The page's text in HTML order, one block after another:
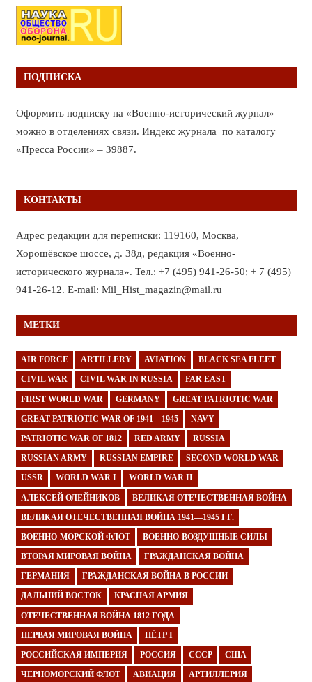
ПОДПИСКА
Оформить подписку на «Военно-исторический журнал»
можно в отделениях связи. Индекс журнала по каталогу
«Пресса России» – 39887.
КОНТАКТЫ
Адрес редакции для переписки: 119160, Москва,
Хорошёвское шоссе, д. 38д, редакция «Военно-
исторического журнала». Тел.: +7 (495) 941-26-50; + 7 (495)
941-26-12. E-mail: Mil_Hist_magazin@mail.ru
МЕТКИ
AIR FORCE ARTILLERY AVIATION BLACK SEA FLEET
CIVIL WAR CIVIL WAR IN RUSSIA FAR EAST
FIRST WORLD WAR GERMANY GREAT PATRIOTIC WAR
GREAT PATRIOTIC WAR OF 1941—1945 NAVY
PATRIOTIC WAR OF 1812 RED ARMY RUSSIA
RUSSIAN ARMY RUSSIAN EMPIRE SECOND WORLD WAR
USSR WORLD WAR I WORLD WAR II
АЛЕКСЕЙ ОЛЕЙНИКОВ ВЕЛИКАЯ ОТЕЧЕСТВЕННАЯ ВОЙНА
ВЕЛИКАЯ ОТЕЧЕСТВЕННАЯ ВОЙНА 1941—1945 ГГ.
ВОЕННО-МОРСКОЙ ФЛОТ ВОЕННО-ВОЗДУШНЫЕ СИЛЫ
ВТОРАЯ МИРОВАЯ ВОЙНА ГРАЖДАНСКАЯ ВОЙНА
ГЕРМАНИЯ ГРАЖДАНСКАЯ ВОЙНА В РОССИИ
ДАЛЬНИЙ ВОСТОК КРАСНАЯ АРМИЯ
ОТЕЧЕСТВЕННАЯ ВОЙНА 1812 ГОДА
ПЕРВАЯ МИРОВАЯ ВОЙНА ПЁТР I
РОССИЙСКАЯ ИМПЕРИЯ РОССИЯ СССР США
ЧЕРНОМОРСКИЙ ФЛОТ АВИАЦИЯ АРТИЛЛЕРИЯ